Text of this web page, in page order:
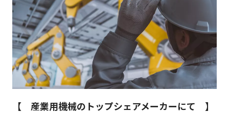
【 産業用機械のトップシェアメーカーにて 】